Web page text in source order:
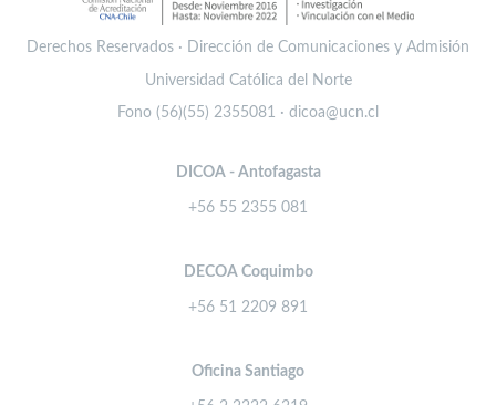
Derechos Reservados · Dirección de Comunicaciones y Admisión
Universidad Católica del Norte
Fono (56)(55) 2355081 · dicoa@ucn.cl
DICOA - Antofagasta
+56 55 2355 081
DECOA Coquimbo
+56 51 2209 891
Oficina Santiago